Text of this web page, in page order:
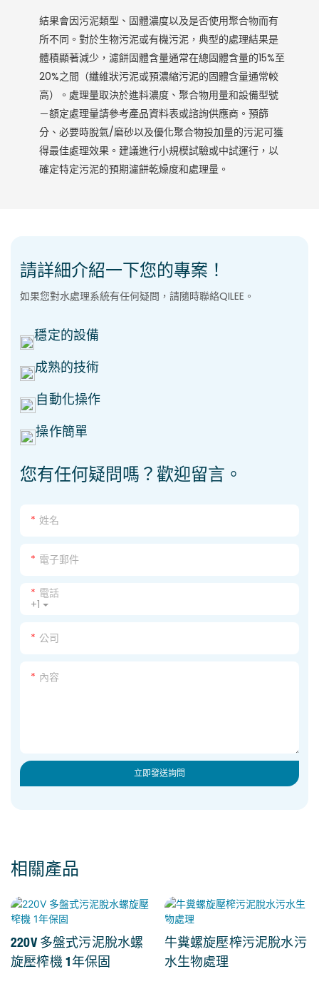
結果會因污泥類型、固體濃度以及是否使用聚合物而有
所不同。對於生物污泥或有機污泥，典型的處理結果是
體積顯著減少，濾餅固體含量通常在總固體含量的15%至
20%之間（纖維狀污泥或預濃縮污泥的固體含量通常較
高）。處理量取決於進料濃度、聚合物用量和設備型號
－額定處理量請參考產品資料表或諮詢供應商。預篩
分、必要時脫氣/磨砂以及優化聚合物投加量的污泥可獲
得最佳處理效果。建議進行小規模試驗或中試運行，以
確定特定污泥的預期濾餅乾燥度和處理量。
請詳細介紹一下您的專案！
如果您對水處理系統有任何疑問，請隨時聯絡QILEE。
穩定的設備
成熟的技術
自動化操作
操作簡單
您有任何疑問嗎？歡迎留言。
姓名
電子郵件
+1
電話
公司
內容
立即發送詢問
相關產品
220V 多盤式污泥脫水螺
旋壓榨機 1年保固
牛糞螺旋壓榨污泥脫水污
水生物處理